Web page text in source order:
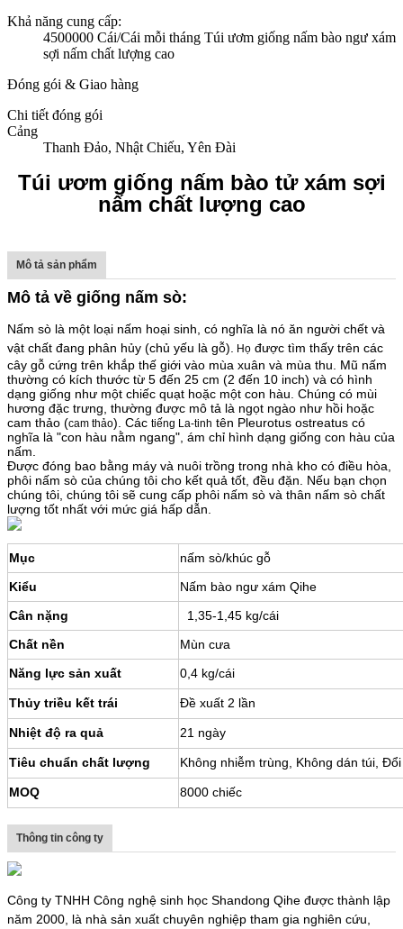
Khả năng cung cấp:
4500000 Cái/Cái mỗi tháng Túi ươm giống nấm bào ngư xám
sợi nấm chất lượng cao
Đóng gói & Giao hàng
Chi tiết đóng gói
Cảng
Thanh Đảo, Nhật Chiếu, Yên Đài
Túi ươm giống nấm bào tử xám sợi
nấm chất lượng cao
Mô tả sản phẩm
Mô tả về giống nấm sò:
Nấm sò là một loại nấm hoại sinh, có nghĩa là nó ăn người chết và
vật chất đang phân hủy (chủ yếu là gỗ).
Họ được tìm thấy trên các
cây gỗ cứng trên khắp thế giới vào mùa xuân và mùa thu. Mũ nấm
thường có kích thước từ 5 đến 25 cm (2 đến 10 inch) và có hình
dạng giống như một chiếc quạt hoặc một con hàu. Chúng có mùi
hương đặc trưng, ​​thường được mô tả là ngọt ngào như hồi hoặc
cam thảo (cam thảo). Các tiếng La-tinh tên Pleurotus ostreatus có
nghĩa là "con hàu nằm ngang", ám chỉ hình dạng giống con hàu của
nấm.
Được đóng bao bằng máy và nuôi trồng trong nhà kho có điều hòa,
phôi nấm sò của chúng tôi cho kết quả tốt, đều đặn. Nếu bạn chọn
chúng tôi, chúng tôi sẽ cung cấp phôi nấm sò và thân nấm sò chất
lượng tốt nhất với mức giá hấp dẫn.
Mục
nấm sò/khúc gỗ
Kiểu
Nấm bào ngư xám Qihe
Cân nặng
1,35-1,45 kg/cái
Chất nền
Mùn cưa
Năng lực sản xuất
0,4 kg/cái
Thủy triều kết trái Đề xuất 2 lần
Nhiệt độ ra quả 21 ngày
Tiêu chuẩn chất lượng Không nhiễm trùng, Không dán túi,
MOQ 8000 chiếc
Thông tin công ty
Công ty TNHH Công nghệ sinh học Shandong Qihe được thành lập
năm 2000, là nhà sản xuất chuyên nghiệp tham gia nghiên cứu,